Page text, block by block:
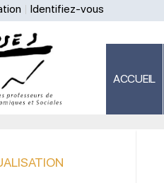
Identifiez-vous
ACCUEIL